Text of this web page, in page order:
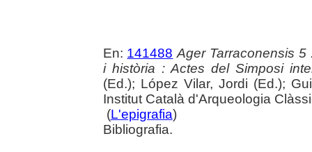
En: 141488 Ager Tarraconensis
i història : Actes del Simposi
(Ed.); López Vilar, Jordi (Ed.);
Institut Català d'Arqueologia
(L'epigrafia)
Bibliografia.